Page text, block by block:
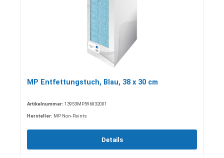
MP Entfettungstuch, Blau, 38 x 30 cm
Artikelnummer: 13953MP596032001
Hersteller: MP Non-Paints
Details